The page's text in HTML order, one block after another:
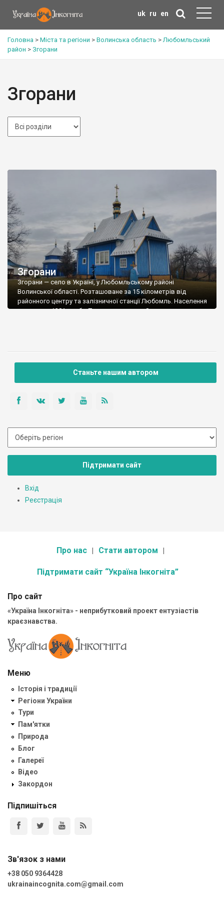
uk ru en
Головна > Міста та регіони > Волинська область >Любомльський
район > Згорани
Згорани
Згорани
Згорани — село в Україні, у Любомльському районі
Волинської області. Розташоване за 15 кілометрів від
районного центру та залізничної станції Любомль. Населення
становить 1381 особу. Перша згадка про Згорани належить
Станьте нашим автором
Підтримати сайт
Вхід
Реєстрація
Про нас Стати автором
Підтримати сайт “Україна Інкогніта”
Про сайт
«Україна Інкогніта» - неприбутковий проект ентузіастів
краєзнавства.
Меню
Історія і традиції
Регіони України
Тури
Пам'ятки
Природа
Блог
Галереї
Відео
Закордон
Підпишіться
Зв'язок з нами
+38 050 9364428
ukrainaincognita.com@gmail.com